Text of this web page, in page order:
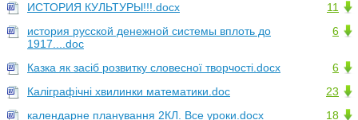
11
ИСТОРИЯ КУЛЬТУРЫ!!!.docx
6
история русской денежной системы вплоть до
1917....doc
6
Казка як засіб розвитку словесної творчості.docx
23
Каліграфічні хвилинки математики.doc
18
календарне планування 2КЛ. Все уроки.docx